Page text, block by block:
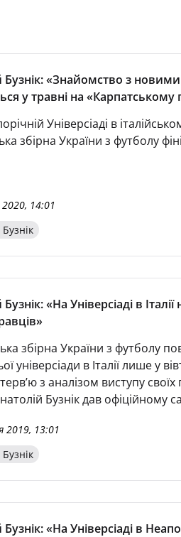
Бузнік: «Знайомство з
у травні на «Карпатському
Універсіаді в
збірна України з футболу
2020, 14:01
«На Універсіаді в
збірна України з футболу
універсіади в Італії лише у
з аналізом виступу
Бузнік дав офіційному
— На жаль, не все вийшло так,
України заслуговувала
2019, 13:01
Бузнік: «На Універсіаді в